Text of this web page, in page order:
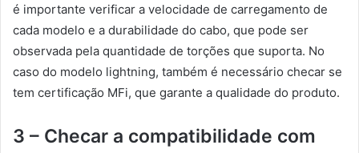
é importante verificar a velocidade de carregamento de
cada modelo e a durabilidade do cabo, que pode ser
observada pela quantidade de torções que suporta. No
caso do modelo lightning, também é necessário checar se
tem certificação MFi, que garante a qualidade do produto.
3 – Checar a compatibilidade com